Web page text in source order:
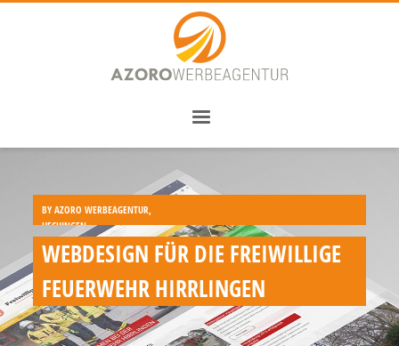
WEBDESIGN FÜR DIE FREIWILLIGE
FEUERWEHR HIRRLINGEN
BYAZORO WERBEAGENTUR,
HECHINGEN,